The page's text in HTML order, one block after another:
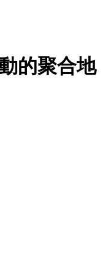
的聚合地